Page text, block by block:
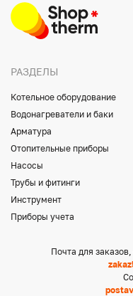
РАЗДЕЛЫ
Котельное оборудование
Водонагреватели и баки
Арматура
Отопительные приборы
Насосы
Трубы и фитинги
Инструмент
Приборы учета
Почта для